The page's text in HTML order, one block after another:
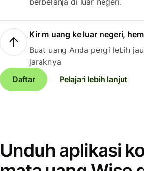
berbelanja di luar negeri.
Kirim uang ke luar negeri,
Buat uang Anda pergi lebih
jaraknya.
Daftar
Pelajari lebih lanjut
Unduh aplikasi